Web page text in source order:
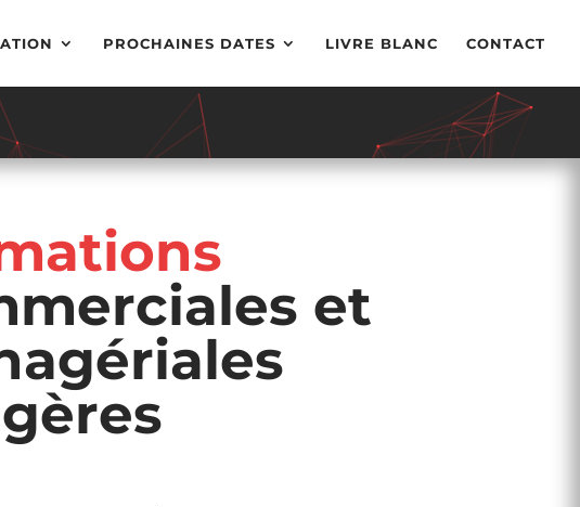
PROCHAINES DATES LIVRE BLANC CONTACT
et